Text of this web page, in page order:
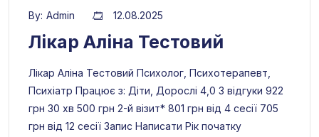
By: Admin 12.08.2025
Лікар Аліна Тестовий
Лікар Аліна Тестовий Психолог, Психотерапевт,
Психіатр Працює з: Діти, Дорослі 4,0 3 відгуки 922
грн 30 хв 500 грн 2-й візит* 801 грн від 4 сесії 705
грн від 12 сесії Запис Написати Рік початку